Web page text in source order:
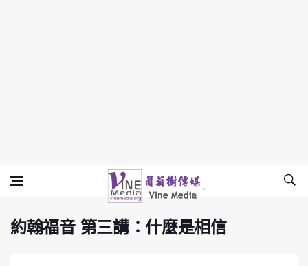
約翰福音 第三講：什麼是相信
Vine Media
葡萄樹傳媒
約翰福音 第三講：什麼是相信